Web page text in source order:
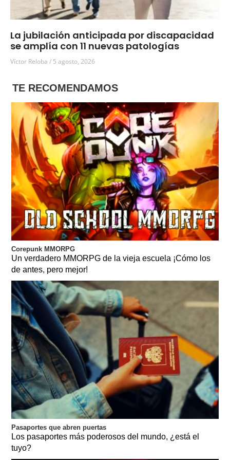
La jubilación anticipada por discapacidad
se amplía con 11 nuevas patologías
Víctor Reloba 5 agosto, 2026
TE RECOMENDAMOS
Corepunk MMORPG
Un verdadero MMORPG de la vieja escuela ¡Cómo los
de antes, pero mejor!
Pasaportes que abren puertas
Los pasaportes más poderosos del mundo, ¿está el
tuyo?